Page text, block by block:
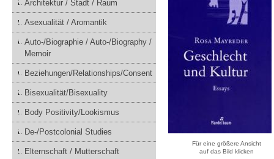
Architektur / Stadt / Raum
Asexualität / Aromantik
Auto-/Biographie / Auto-/Biography /
Memoir
Beziehungen/Relationships/Consent
Bisexualität/Bisexuality
Body Positivity/Lookismus
De-/Postcolonial Studies
Elternschaft / Mutterschaft
Für eine größere Ansicht
auf das Bild klicken